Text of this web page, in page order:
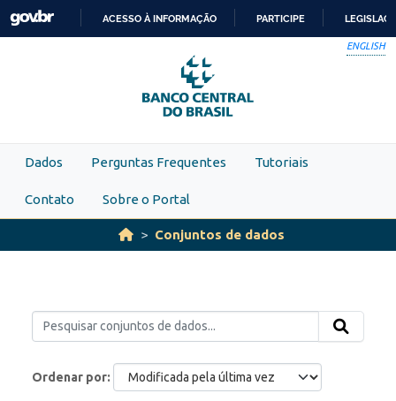
Skip to main content
PARA
O
CONTEÚDO
ACESSO À INFORMAÇÃO PARTICIPE
ENGLISH
Dados Perguntas Frequentes Tutoriais
Contato Sobre o Portal
Conjuntos de dados
Ordenar por